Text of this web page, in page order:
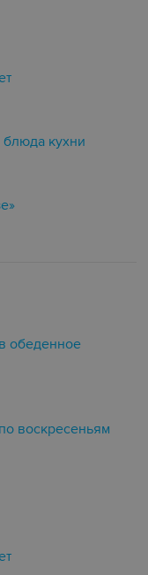
кухни
обеденное
воскресеньям